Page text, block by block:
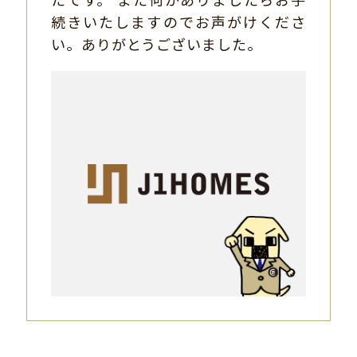
続きいたしますのでお声がけくださ
い。ありがとうございました。